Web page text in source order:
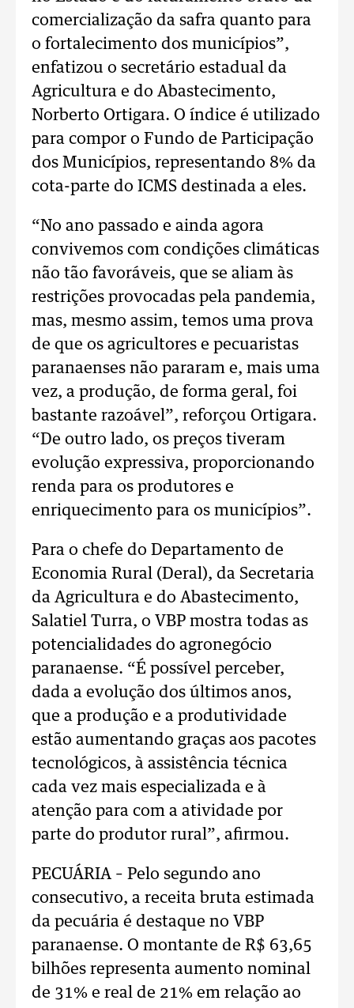
comercialização da safra quanto para
o fortalecimento dos municípios”,
enfatizou o secretário estadual da
Agricultura e do Abastecimento,
Norberto Ortigara. O índice é utilizado
para compor o Fundo de Participação
dos Municípios, representando 8% da
cota-parte do ICMS destinada a eles.
“No ano passado e ainda agora
convivemos com condições climáticas
não tão favoráveis, que se aliam às
restrições provocadas pela pandemia,
mas, mesmo assim, temos uma prova
de que os agricultores e pecuaristas
paranaenses não pararam e, mais uma
vez, a produção, de forma geral, foi
bastante razoável”, reforçou Ortigara.
“De outro lado, os preços tiveram
evolução expressiva, proporcionando
renda para os produtores e
enriquecimento para os municípios”.
Para o chefe do Departamento de
Economia Rural (Deral), da Secretaria
da Agricultura e do Abastecimento,
Salatiel Turra, o VBP mostra todas as
potencialidades do agronegócio
paranaense. “É possível perceber,
dada a evolução dos últimos anos,
que a produção e a produtividade
estão aumentando graças aos pacotes
tecnológicos, à assistência técnica
cada vez mais especializada e à
atenção para com a atividade por
parte do produtor rural”, afirmou.
PECUÁRIA – Pelo segundo ano
consecutivo, a receita bruta estimada
da pecuária é destaque no VBP
paranaense. O montante de R$ 63,65
bilhões representa aumento nominal
de 31% e real de 21% em relação ao